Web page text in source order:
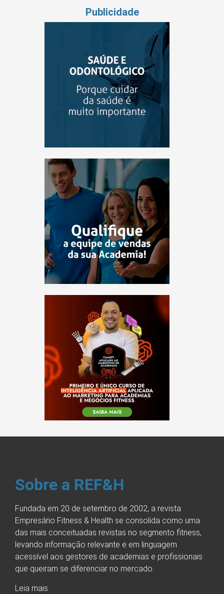
Publicidade
Sobre a REF&H
Fundada em 20 de setembro de 2002, a revista
Empresário Fitness & Health se consolida como uma
das mais conceituadas revistas no segmento fitness,
levando informação relevante e em linguagem
acessível aos gestores de academias e profissionais
que queiram se diferenciar no mercado.
Leia mais